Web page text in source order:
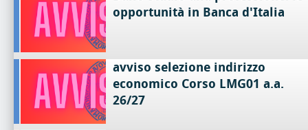
opportunità in Banca d'Italia
avviso selezione indirizzo
economico Corso LMG01 a.a.
26/27